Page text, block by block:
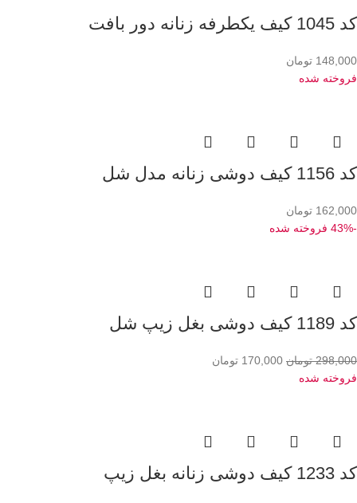
کد 1045 کیف یکطرفه زنانه دور بافت
148,000 تومان
فروخته شده
کد 1156 کیف دوشی زنانه مدل شل
162,000 تومان
-43%
فروخته شده
کد 1189 کیف دوشی بغل زیپ شل
298,000 تومان 170,000 تومان
فروخته شده
کد 1233 کیف دوشی زنانه بغل زیپ